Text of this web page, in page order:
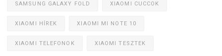
SAMSUNG GALAXY FOLD XIAOMI CUCCOK
XIAOMI HÍREK XIAOMI MI NOTE 10
XIAOMI TELEFONOK XIAOMI TESZTEK